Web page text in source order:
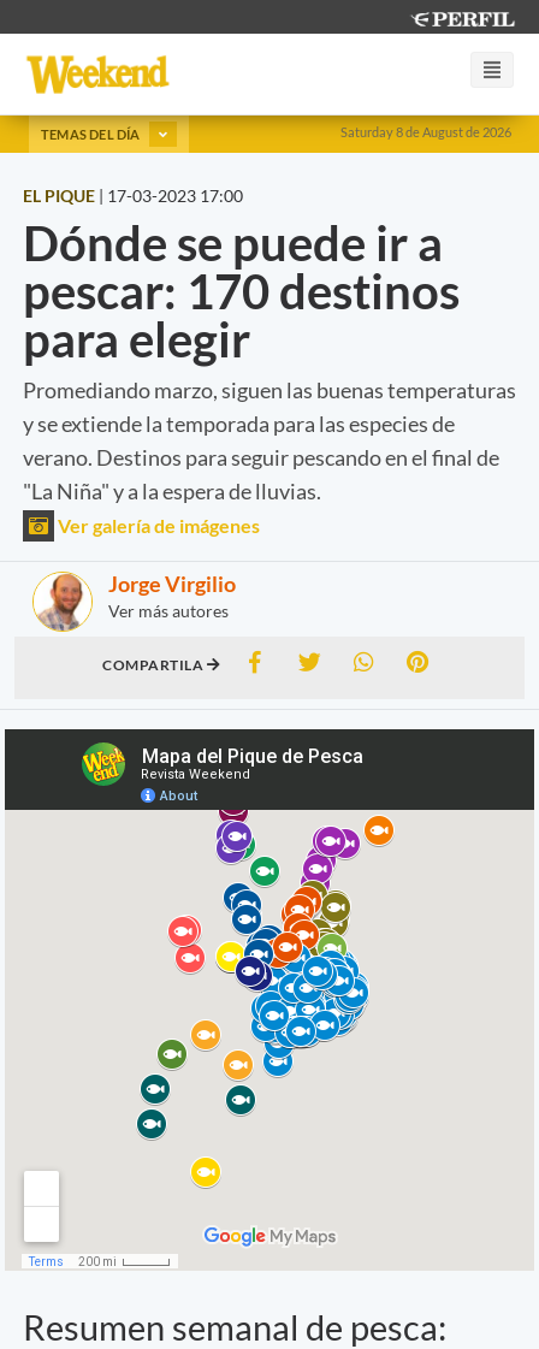
Saturday 8 de August de 2026
TEMAS DEL DÍA
EL PIQUE | 17-03-2023 17:00
Dónde se puede ir a
pescar: 170 destinos
para elegir
Promediando marzo, siguen las buenas temperaturas
y se extiende la temporada para las especies de
verano. Destinos para seguir pescando en el final de
"La Niña" y a la espera de lluvias.
Ver galería de imágenes
Jorge Virgilio
Ver más autores
COMPARTILA
Resumen semanal de pesca: